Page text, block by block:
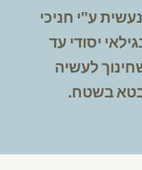
נעשית ע"י חניכי
יסודי עד
לעשיה
בשטח.